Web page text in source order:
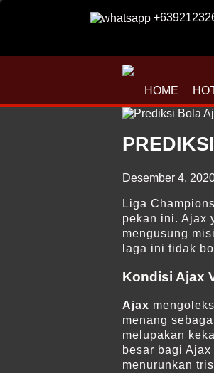
HOME
Desember 4,
Liga
pekan ini. Ajax
mengusung
laga ini tidak
Kondisi Ajax
Ajax
menang
melupakan
besar bagi
menurunkan